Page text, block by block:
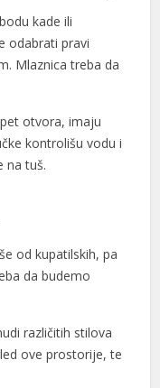
kade ili
odabrati pravi
Mlaznica treba da
otvora, imaju
kontrolišu vodu i
na tuš.
od kupatilskih, pa
da budemo
različitih stilova
ove prostorije, te